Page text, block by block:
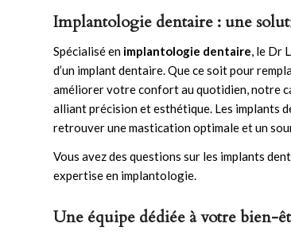
Implantologie dentaire : une
Spécialisé en implantologie dentaire , le Dr
d’un implant dentaire. Que ce soit pour
améliorer votre confort au quotidien, notre
alliant précision et esthétique. Les implants
retrouver une mastication optimale et un
Vous avez des questions sur les implants
expertise en implantologie.
Une équipe dédiée à votre bien-